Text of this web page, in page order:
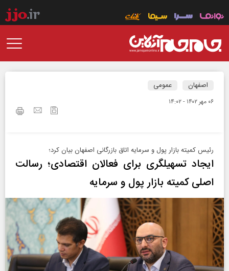
اصفهان عمومی
۰۶ مهر ۱۴۰۲ - ۱۴:۰۲
رئیس کمیته بازار پول و سرمایه اتاق بازرگانی اصفهان بیان کرد؛
ایجاد تسهیلگری برای فعالان اقتصادی؛ رسالت
اصلی کمیته بازار پول و سرمایه